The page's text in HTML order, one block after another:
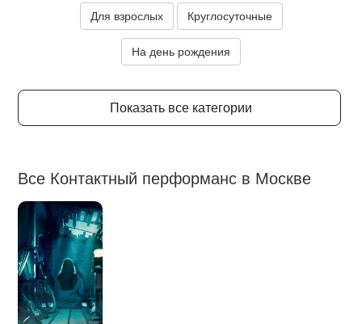
Для взрослых Круглосуточные
На день рождения
Показать все категории
Все Контактный перформанс в Москве